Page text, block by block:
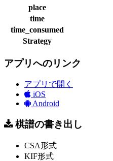
place
time
time_consumed
Strategy
アプリへのリンク
アプリで開く
iOS
Android
棋譜の書き出し
CSA形式
KIF形式